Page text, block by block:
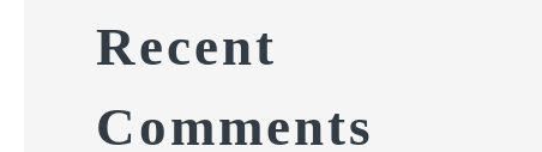
Recent
Comments